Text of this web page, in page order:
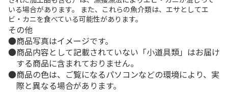
いる場合があります。 また、これらの魚介類は、エサとしてエ
ビ・カニを食べている可能性があります。
その他
商品写真はイメージです。
商品内容として記載されていない「小道具類」はお届け
する商品に含まれておりません。
商品の色は、ご覧になるパソコンなどの環境により、実
際と異なる場合があります。